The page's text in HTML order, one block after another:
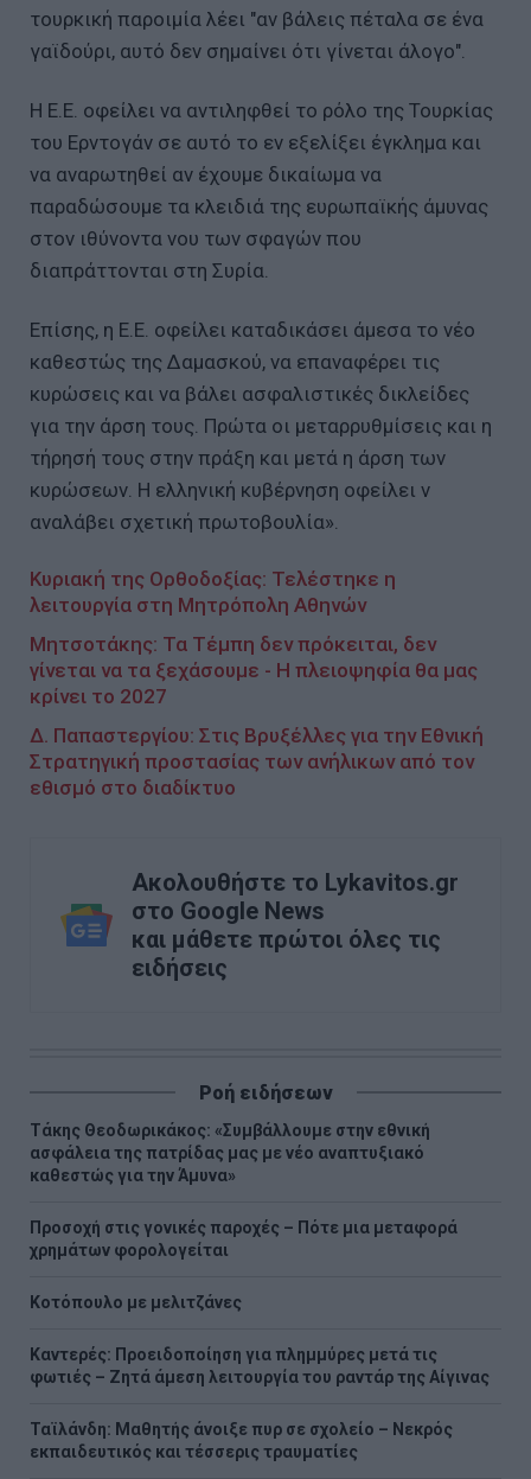
τουρκική παροιμία λέει "αν βάλεις πέταλα σε ένα
γαϊδούρι, αυτό δεν σημαίνει ότι γίνεται άλογο".
Η Ε.Ε. οφείλει να αντιληφθεί το ρόλο της Τουρκίας
του Ερντογάν σε αυτό το εν εξελίξει έγκλημα και
να αναρωτηθεί αν έχουμε δικαίωμα να
παραδώσουμε τα κλειδιά της ευρωπαϊκής άμυνας
στον ιθύνοντα νου των σφαγών που
διαπράττονται στη Συρία.
Επίσης, η Ε.Ε. οφείλει καταδικάσει άμεσα το νέο
καθεστώς της Δαμασκού, να επαναφέρει τις
κυρώσεις και να βάλει ασφαλιστικές δικλείδες
για την άρση τους. Πρώτα οι μεταρρυθμίσεις και η
τήρησή τους στην πράξη και μετά η άρση των
κυρώσεων. Η ελληνική κυβέρνηση οφείλει ν
αναλάβει σχετική πρωτοβουλία».
Κυριακή της Ορθοδοξίας: Τελέστηκε η
λειτουργία στη Μητρόπολη Αθηνών
Μητσοτάκης: Τα Τέμπη δεν πρόκειται, δεν
γίνεται να τα ξεχάσουμε - Η πλειοψηφία θα μας
κρίνει το 2027
Δ. Παπαστεργίου: Στις Βρυξέλλες για την Εθνική
Στρατηγική προστασίας των ανήλικων από τον
εθισμό στο διαδίκτυο
Ακολουθήστε το Lykavitos.gr
στο Google News
και μάθετε πρώτοι όλες τις
ειδήσεις
Ροή ειδήσεων
Τάκης Θεοδωρικάκος: «Συμβάλλουμε στην εθνική
ασφάλεια της πατρίδας μας με νέο αναπτυξιακό
καθεστώς για την Άμυνα»
Προσοχή στις γονικές παροχές – Πότε μια μεταφορά
χρημάτων φορολογείται
Κοτόπουλο με μελιτζάνες
Καντερές: Προειδοποίηση για πλημμύρες μετά τις
φωτιές – Ζητά άμεση λειτουργία του ραντάρ της Αίγινας
Ταϊλάνδη: Μαθητής άνοιξε πυρ σε σχολείο – Νεκρός
εκπαιδευτικός και τέσσερις τραυματίες